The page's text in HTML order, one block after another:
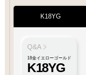
K18YG
Q&A
18金イエローゴールド
K18YG